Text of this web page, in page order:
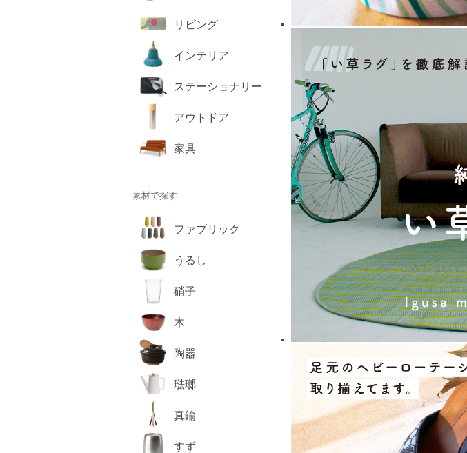
リビング
インテリア
ステーショナリー
アウトドア
家具
素材で探す
ファブリック
うるし
硝子
木
陶器
琺瑯
真鍮
すず